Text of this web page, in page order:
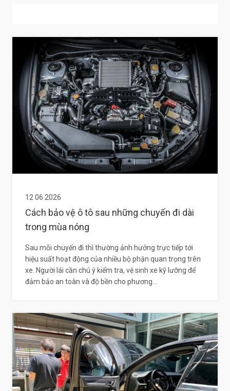
12 06 2026
Cách bảo vệ ô tô sau những chuyến đi dài
trong mùa nóng
Sau mỗi chuyến đi thì thường ảnh hưởng trực tiếp tới
hiệu suất hoạt động của nhiều bộ phận quan trọng trên
xe. Người lái cần chú ý kiểm tra, vệ sinh xe kỹ lưỡng để
đảm bảo an toàn và độ bền cho phương...